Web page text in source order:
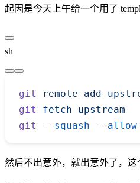
起因是今天上午给一个用了
sh
git remote add
git
fetch upstream
git
--squash --
然后不出意外，就出意外了，这